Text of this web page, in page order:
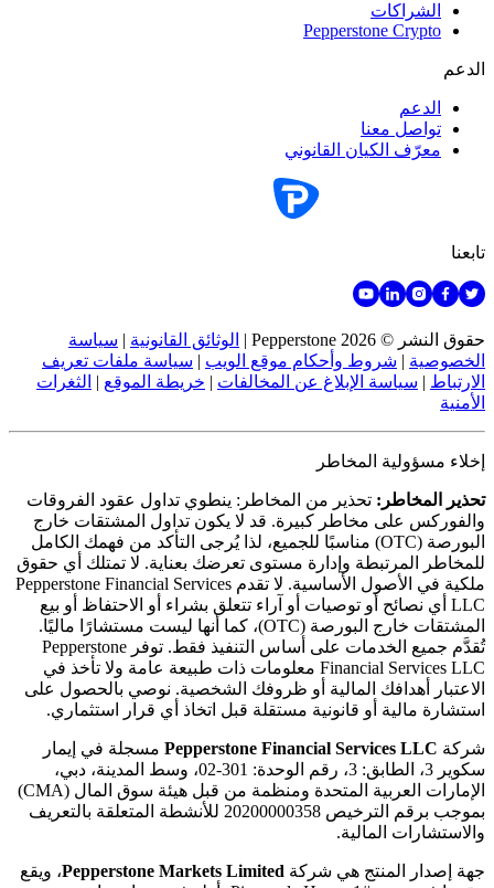
الشراكات
Pepperstone Crypto
الدعم
الدعم
تواصل معنا
معرّف الكيان القانوني
تابعنا
حقوق النشر © 2026 Pepperstone | الوثائق القانونية | سياسة
الخصوصية | شروط وأحكام موقع الويب | سياسة ملفات تعريف
الارتباط | سياسة الإبلاغ عن المخالفات | خريطة الموقع | الثغرات
الأمنية
إخلاء مسؤولية المخاطر
تحذير المخاطر: تحذير من المخاطر: ينطوي تداول عقود الفروقات
والفوركس على مخاطر كبيرة. قد لا يكون تداول المشتقات خارج
البورصة (OTC) مناسبًا للجميع، لذا يُرجى التأكد من فهمك الكامل
للمخاطر المرتبطة وإدارة مستوى تعرضك بعناية. لا تمتلك أي حقوق
ملكية في الأصول الأساسية. لا تقدم Pepperstone Financial Services
LLC أي نصائح أو توصيات أو آراء تتعلق بشراء أو الاحتفاظ أو بيع
المشتقات خارج البورصة (OTC)، كما أنها ليست مستشارًا ماليًا.
تُقدَّم جميع الخدمات على أساس التنفيذ فقط. توفر Pepperstone
Financial Services LLC معلومات ذات طبيعة عامة ولا تأخذ في
الاعتبار أهدافك المالية أو ظروفك الشخصية. نوصي بالحصول على
استشارة مالية أو قانونية مستقلة قبل اتخاذ أي قرار استثماري.
شركة Pepperstone Financial Services LLC مسجلة في إيمار
سكوير 3، الطابق: 3، رقم الوحدة: 301-02، وسط المدينة، دبي،
الإمارات العربية المتحدة ومنظمة من قبل هيئة سوق المال (CMA)
بموجب برقم الترخيص 20200000358 للأنشطة المتعلقة بالتعريف
والاستشارات المالية.
جهة إصدار المنتج هي شركة
، ويقع